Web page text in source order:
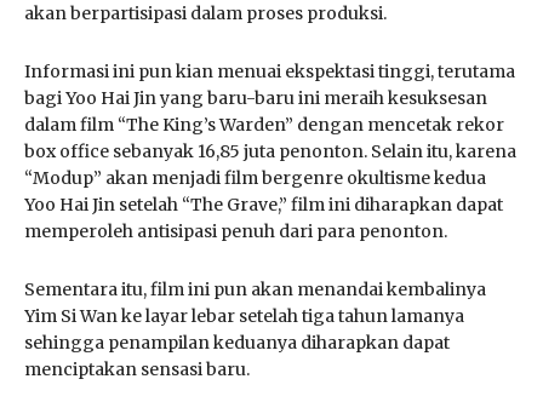
akan berpartisipasi dalam proses produksi.
Informasi ini pun kian menuai ekspektasi tinggi, terutama
bagi Yoo Hai Jin yang baru-baru ini meraih kesuksesan
dalam film “The King’s Warden” dengan mencetak rekor
box office sebanyak 16,85 juta penonton. Selain itu, karena
“Modup” akan menjadi film bergenre okultisme kedua
Yoo Hai Jin setelah “The Grave,” film ini diharapkan dapat
memperoleh antisipasi penuh dari para penonton.
Sementara itu, film ini pun akan menandai kembalinya
Yim Si Wan ke layar lebar setelah tiga tahun lamanya
sehingga penampilan keduanya diharapkan dapat
menciptakan sensasi baru.